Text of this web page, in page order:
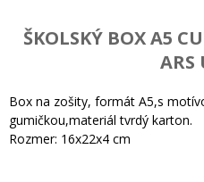
ŠKOLSKÝ BOX A5
ARS
Box na zošity, formát A5,s
gumičkou,materiál tvrdý karton.
Rozmer: 16x22x4 cm